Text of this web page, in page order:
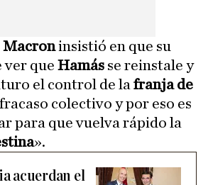
Macroninsistió en que su
ver que Hamás se reinstale y
el control de la franja de
colectivo y por eso es
para que vuelva rápido la
».
acuerdan el